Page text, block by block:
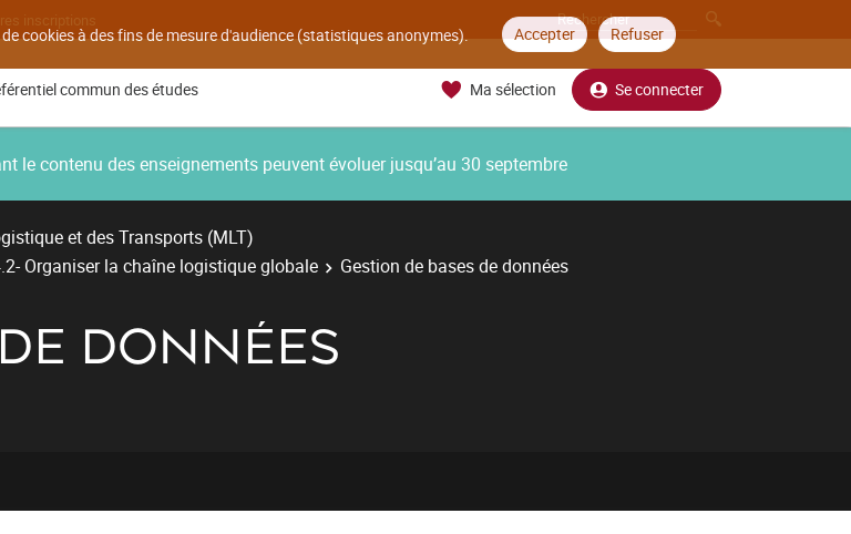
cookies à des fins de mesure d'audience (statistiques anonymes). Accepter Refuser
inscriptions
commun des études Ma sélection Se connecter
contenu des enseignements peuvent évoluer jusqu’au 30 septembre
et des Transports (MLT)
Organiser la chaîne logistique globale Gestion de bases de données
DONNÉES